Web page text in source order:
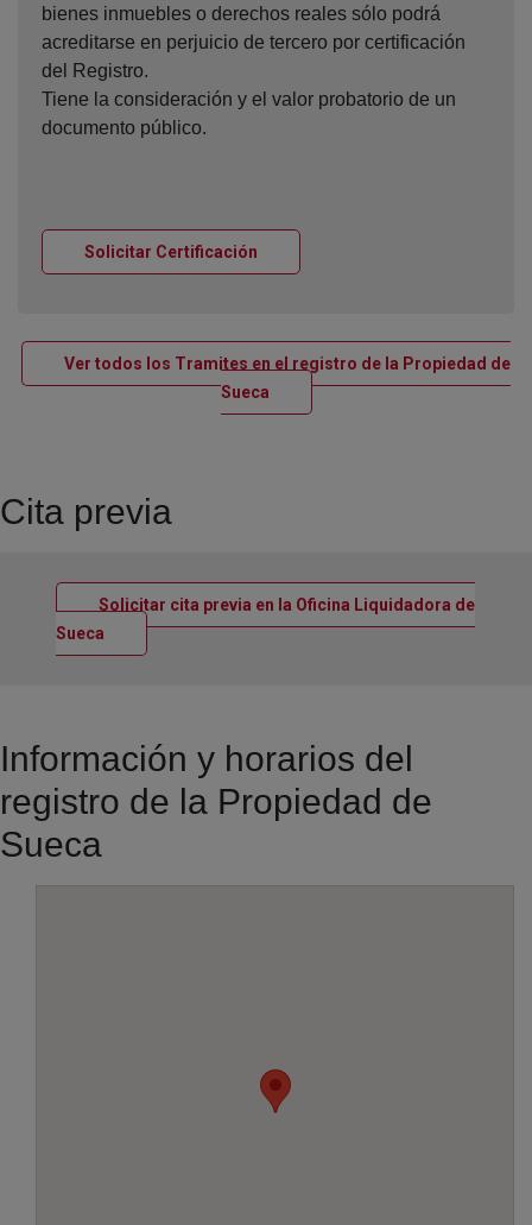
bienes inmuebles o derechos reales sólo podrá
acreditarse en perjuicio de tercero por certificación
del Registro.
Tiene la consideración y el valor probatorio de un
documento público.
Solicitar Certificación
Ver todos los Tramites en el registro de la Propiedad de
SuecaVentana nueva
Cita previa
Solicitar cita previa en la Oficina Liquidadora de
Sueca Ventana nueva
Información y horarios del
registro de la Propiedad de
Sueca